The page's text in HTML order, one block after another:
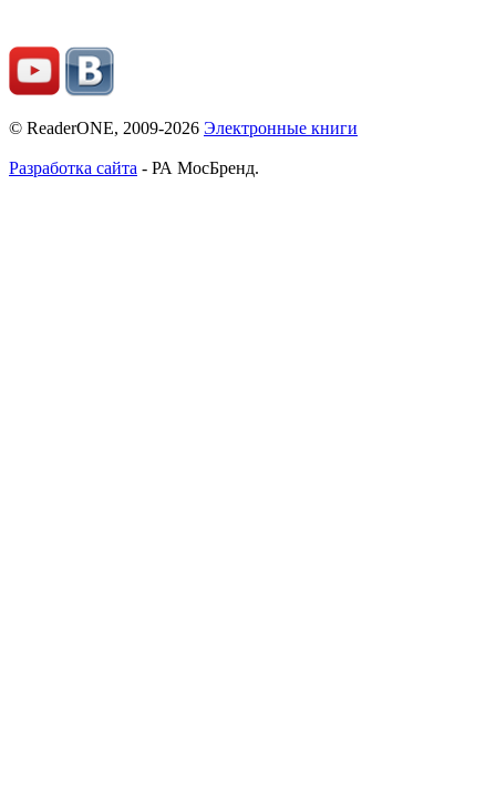
© ReaderONE, 2009-2026 Электронные книги
Разработка сайта - РА МосБренд.